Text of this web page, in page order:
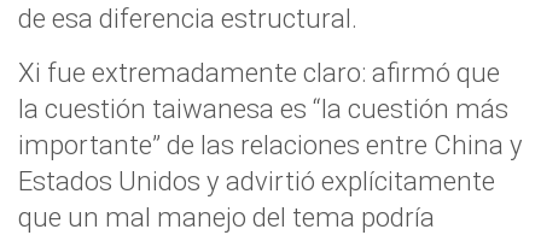
de esa diferencia estructural.
Xi fue extremadamente claro: afirmó que
la cuestión taiwanesa es “la cuestión más
importante” de las relaciones entre China y
Estados Unidos y advirtió explícitamente
que un mal manejo del tema podría